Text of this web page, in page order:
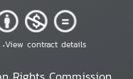
•View contract details